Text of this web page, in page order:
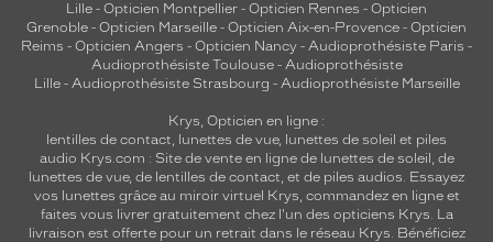
Lille - Opticien Montpellier - Opticien Rennes - Opticien
Grenoble - Opticien Marseille - Opticien Aix-en-Provence - Opticien
Reims - Opticien Angers - Opticien Nancy - Audioprothésiste Paris -
Audioprothésiste Toulouse- Audioprothésiste
Lille- Audioprothésiste Strasbourg - Audioprothésiste Marseille
Krys, Opticien en ligne :
lentilles de contact, lunettes de vue, lunettes de soleil et piles
audio Krys.com : Site de vente en ligne de lunettes de soleil, de
lunettes de vue, de lentilles de contact, et de piles audios. Essayez
vos lunettes grâce au miroir virtuel Krys, commandez en ligne et
faites vous livrer gratuitement chez l'un des opticiens Krys. La
livraison est offerte pour un retrait dans le réseau Krys. Bénéficiez